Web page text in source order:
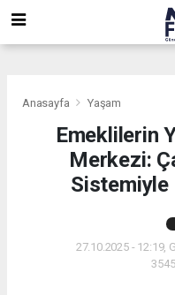
Anasayfa Yaşam
Emeklilerin
Merkezi:
27.10.2025 - 12:19,